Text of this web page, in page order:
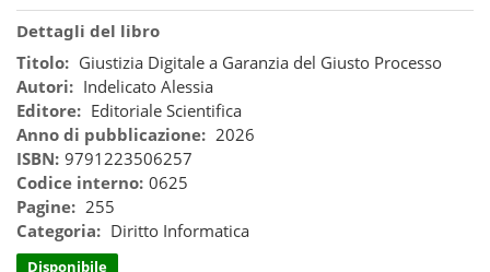
Dettagli del libro
Titolo: Giustizia Digitale a Garanzia del Giusto Processo
Autori: Indelicato Alessia
Editore: Editoriale Scientifica
Anno di pubblicazione: 2026
ISBN: 9791223506257
Codice interno: 0625
Pagine: 255
Categoria: Diritto Informatica
Disponibile